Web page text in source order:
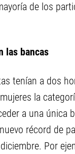
de los
las bancas
tenían a dos
la
a una única
récord de
Por